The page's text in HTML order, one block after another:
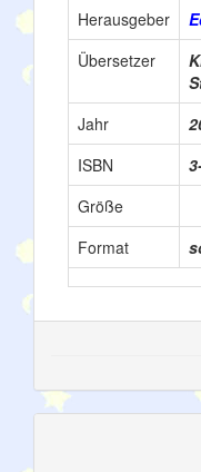
Herausgeber
Übersetzer
Jahr
ISBN
Größe
Format